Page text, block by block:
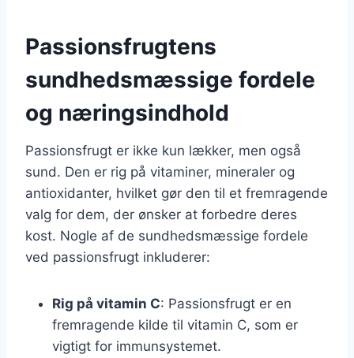
Passionsfrugtens
sundhedsmæssige fordele
og næringsindhold
Passionsfrugt er ikke kun lækker, men også
sund. Den er rig på vitaminer, mineraler og
antioxidanter, hvilket gør den til et fremragende
valg for dem, der ønsker at forbedre deres
kost. Nogle af de sundhedsmæssige fordele
ved passionsfrugt inkluderer:
Rig på vitamin C: Passionsfrugt er en
fremragende kilde til vitamin C, som er
vigtigt for immunsystemet.